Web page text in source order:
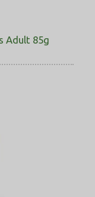
Adult 85g